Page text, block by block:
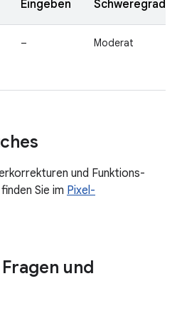
Eingeben Schweregrad
– Moderat
und Funktions-
Sie im Pixel-
und